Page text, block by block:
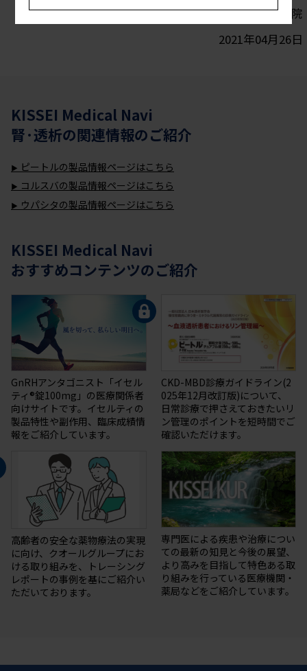
安藤 亮一 先生 清湘会東砂病院
2021年04月26日
KISSEI Medical Navi
腎·透析の関連情報のご紹介
ピートルの製品情報ページはこちら
コルスバの製品情報ページはこちら
ウパシタの製品情報ページはこちら
KISSEI Medical Navi
おすすめコンテンツのご紹介
GnRHアンタゴニスト「イセル
ティ®錠100mg」の医療関係者
向けサイトです。イセルティの
製品特性や副作用、臨床成績情
報をご紹介しています。
CKD-MBD診療ガイドライン(2
025年12月改訂版)について、
日常診療で押さえておきたいリ
ン管理のポイントを短時間でご
確認いただけます。
高齢者の安全な薬物療法の実現
に向け、クオールグループにお
ける取り組みを、トレーシング
レポートの事例を基にご紹介い
ただいております。
専門医による疾患や治療につい
ての最新の知⾒と今後の展望、
より⾼みを目指して特⾊ある取
り組みを⾏っている医療機関・
薬局などをご紹介しています。